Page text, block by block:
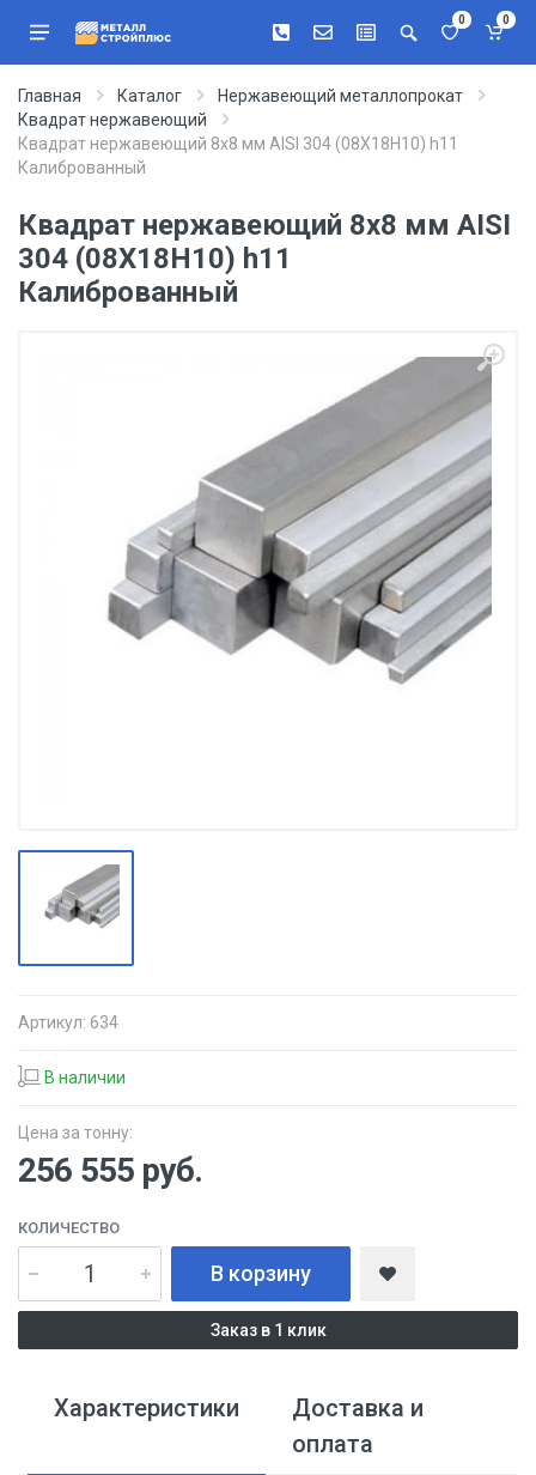
0 0
Главная Каталог
Нержавеющий металлопрокат
Квадрат нержавеющий
Квадрат нержавеющий 8x8 мм AISI 304 (08Х18Н10) h11
Калиброванный
Квадрат нержавеющий 8x8 мм AISI
304 (08Х18Н10) h11
Калиброванный
Артикул: 634
В наличии
Цена за тонну:
256 555 руб.
КОЛИЧЕСТВО
В корзину
Заказ в 1 клик
Характеристики
Доставка и
оплата